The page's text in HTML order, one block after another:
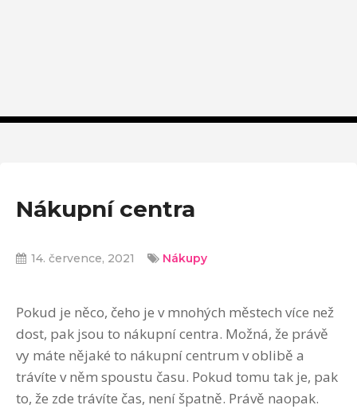
Nákupní centra
14. července, 2021 Nákupy
Pokud je něco, čeho je v mnohých městech více než
dost, pak jsou to nákupní centra. Možná, že právě
vy máte nějaké to nákupní centrum v oblibě a
trávíte v něm spoustu času. Pokud tomu tak je, pak
to, že zde trávíte čas, není špatně. Právě naopak.